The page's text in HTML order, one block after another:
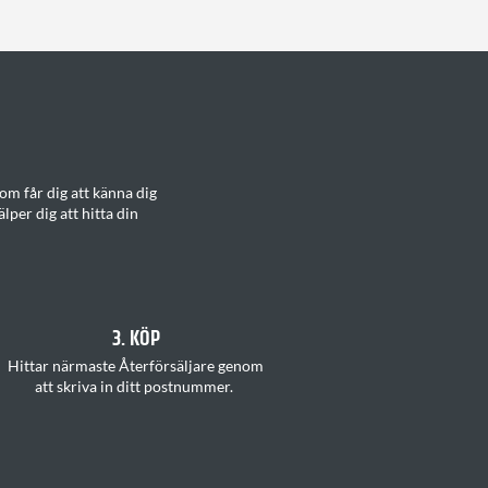
får dig att känna dig
dig att hitta din
3. KÖP
Hittar närmaste Återförsäljaregenom
attskriva in ditt postnummer.